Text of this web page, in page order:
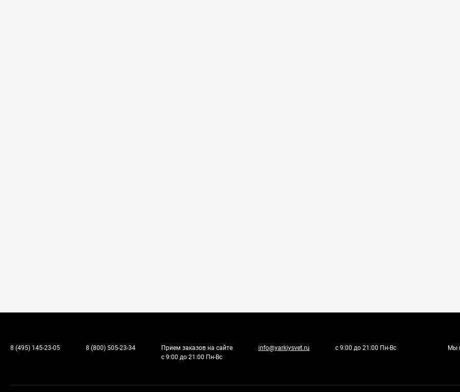
8 (495) 145-23-05 8 (800) 505-23-34
Прием заказов на сайте
с 9:00 до 21:00 Пн-Вс
info@yarkiysvet.ru с 9:00 до 21:00 Пн-Вс Мы